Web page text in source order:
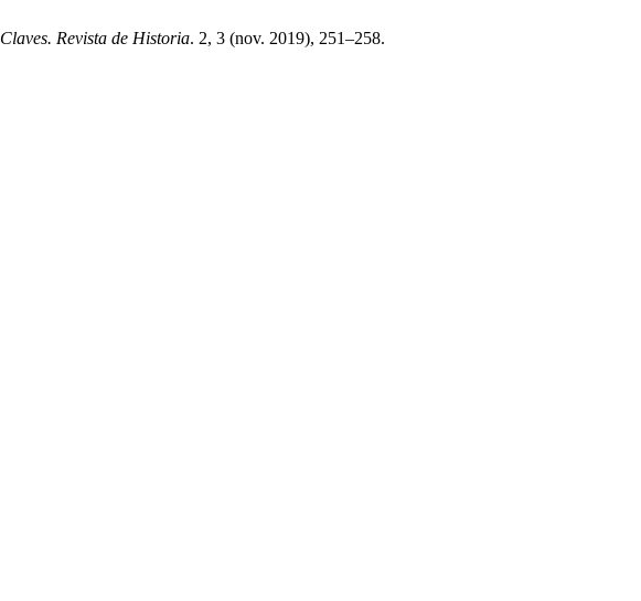
Claves. Revista de Historia. 2, 3 (nov. 2019), 251–258.